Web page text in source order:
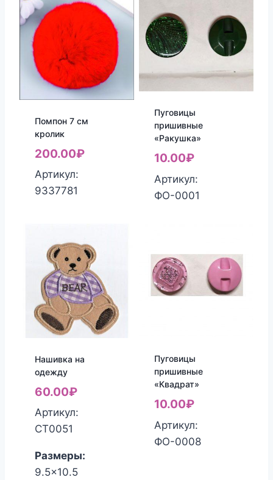
Помпон 7 см
кролик
200.00₽
Артикул:
9337781
Пуговицы
пришивные
«Ракушка»
10.00₽
Артикул:
ФО-0001
Нашивка на
одежду
60.00₽
Артикул:
СТ0051
Размеры:
9.5x10.5
Пуговицы
пришивные
«Квадрат»
10.00₽
Артикул:
ФО-0008